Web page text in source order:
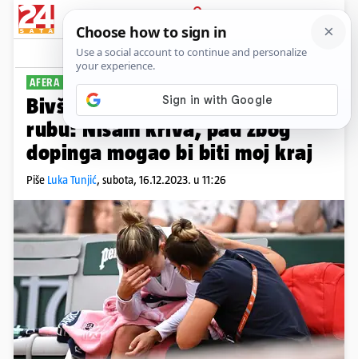
PRIJAVA
Sport Komentari
AFERA DOPING
Bivša osvajačica Grand slama na
rubu: Nisam kriva, pad zbog
dopinga mogao bi biti moj kraj
Piše Luka Tunjić, subota, 16.12.2023. u 11:26